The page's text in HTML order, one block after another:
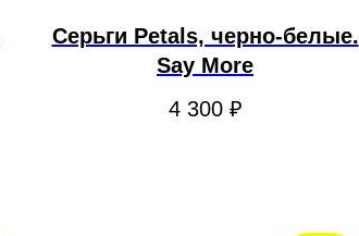
Серьги Petals, черно-белые.
Say More
4 300 ₽